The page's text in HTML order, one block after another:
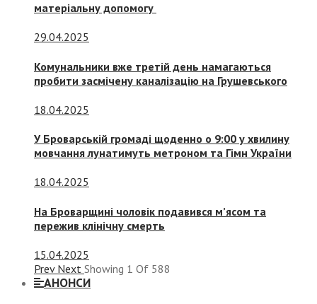
матеріальну допомогу
29.04.2025
Комунальники вже третій день намагаються
пробити засмічену каналізацію на Грушевського
18.04.2025
У Броварській громаді щоденно о 9:00 у хвилину
мовчання лунатимуть метроном та Гімн України
18.04.2025
На Броварщині чоловік подавився м’ясом та
пережив клінічну смерть
15.04.2025
Prev Next Showing 1 Of 588
АНОНСИ